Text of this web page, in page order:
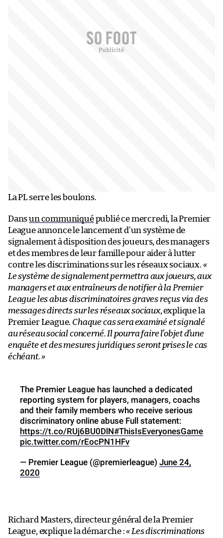
La PL serre les boulons.
Dansun communiquépublié ce mercredi, la Premier
League annonce le lancement d’un système de
signalement à disposition des joueurs, des managers
et des membres de leur famille pour aider à lutter
contre les discriminations sur les réseaux sociaux. «
Le système de signalement permettra aux joueurs, aux
managers et aux entraîneurs de notifier à la Premier
League les abus discriminatoires graves reçus via des
messages directs sur les réseaux sociaux, explique la
Premier League. Chaque cas sera examiné et signalé
au réseau social concerné. Il pourra faire l’objet d’une
enquête et des mesures juridiques seront prises le cas
échéant. »
The Premier League has launched a dedicated
reporting system for players, managers, coachs
and their family members who receive serious
discriminatory online abuse Full statement:
https://t.co/RUj6BU0DlN#ThisIsEveryonesGame
pic.twitter.com/rEocPN1HFv
— Premier League (@premierleague) June 24,
2020
Richard Masters, directeur général de la Premier
League, explique la démarche :« Les discriminations